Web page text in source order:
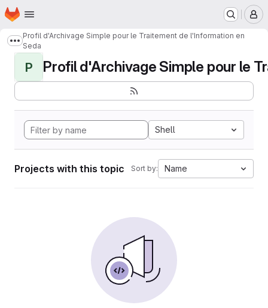
Skip to main content
Homepage
Show more breadcrumbs
Profil d'Archivage Simple pour le Traitement de l'Information en
Seda
P Profil d'Archivage Simple pour le
Shell
Projects with this topic Sort by: Name